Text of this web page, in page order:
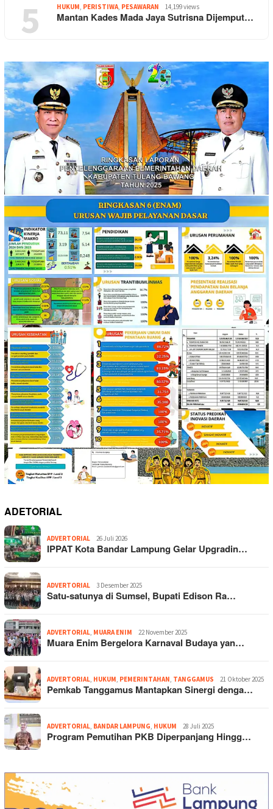
5 HUKUM, PERISTIWA, PESAWARAN 14,199 views
Mantan Kades Mada Jaya Sutrisna Dijemput…
ADETORIAL
ADVERTORIAL 26 Juli 2026
IPPAT Kota Bandar Lampung Gelar Upgradin…
ADVERTORIAL 3 Desember 2025
Satu-satunya di Sumsel, Bupati Edison Ra…
ADVERTORIAL MUARA ENIM 22 November 2025
Muara Enim Bergelora Karnaval Budaya yan…
ADVERTORIAL HUKUM PEMERINTAHAN TANGGAMUS 21 Oktober 2025
Pemkab Tanggamus Mantapkan Sinergi denga…
ADVERTORIAL BANDAR LAMPUNG HUKUM 28 Juli 2025
Program Pemutihan PKB Diperpanjang Hingg…